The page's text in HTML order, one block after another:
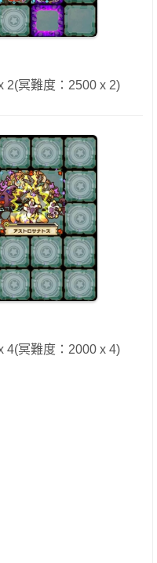
2(冥難度：2500 x 2)
4(冥難度：2000 x 4)